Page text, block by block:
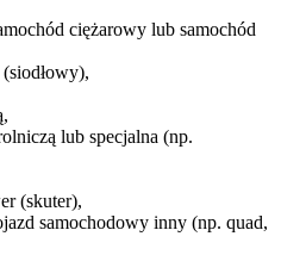
ciężarowy lub samochód
lub specjalna (np.
(skuter),
samochodowy inny (np. quad,